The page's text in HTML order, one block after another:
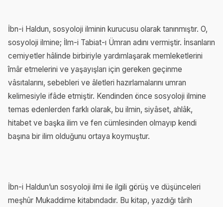
İbn-i Haldun, sosyoloji ilminin kurucusu olarak tanınmıştır. O,
sosyoloji ilmine; İlm-i Tabiat-ı Ümran adını vermiştir. İnsanların
cemiyetler hâlinde birbiriyle yardımlaşarak memleketlerini
îmâr etmelerini ve yaşayışları için gereken geçinme
vâsıtalarını, sebebleri ve âletleri hazırlamalarını umran
kelimesiyle ifâde etmiştir. Kendinden önce sosyoloji ilmine
temas edenlerden farklı olarak, bu ilmin, siyâset, ahlâk,
hitabet ve başka ilim ve fen cümlesinden olmayıp kendi
başına bir ilim olduğunu ortaya koymuştur.
İbn-i Haldun’un sosyoloji ilmi ile ilgili görüş ve düşünceleri
meşhûr Mukaddime kitabındadır. Bu kitap, yazdığı târih